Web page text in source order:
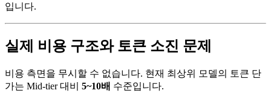
입니다.
실제 비용 구조와 토큰 소진 문제
비용 측면을 무시할 수 없습니다. 현재 최상위 모델의 토큰 단
가는 Mid-tier 대비 5~10배 수준입니다.